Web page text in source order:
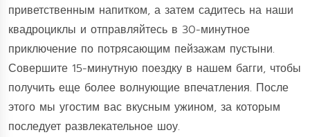
приветственным напитком, а затем садитесь на наши
квадроциклы и отправляйтесь в 30-минутное
приключение по потрясающим пейзажам пустыни.
Совершите 15-минутную поездку в нашем багги, чтобы
получить еще более волнующие впечатления. После
этого мы угостим вас вкусным ужином, за которым
последует развлекательное шоу.